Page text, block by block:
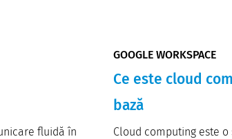
fluidă în
GOOGLE WORKSPACE
Ce este cloud
bază
Cloud computing este